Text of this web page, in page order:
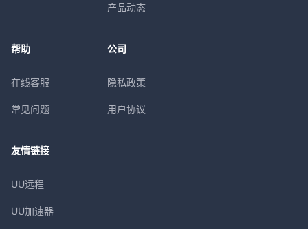
产品动态
帮助
在线客服
常见问题
公司
隐私政策
用户协议
友情链接
UU远程
UU加速器